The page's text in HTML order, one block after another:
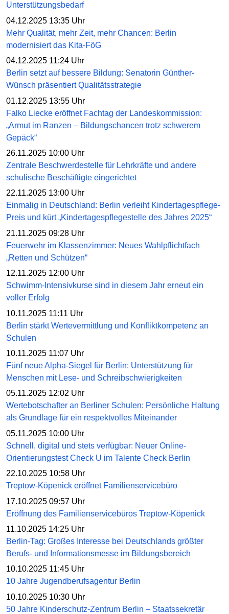
Unterstützungsbedarf
04.12.2025 13:35 Uhr
Mehr Qualität, mehr Zeit, mehr Chancen: Berlin
modernisiert das Kita-FöG
04.12.2025 11:24 Uhr
Berlin setzt auf bessere Bildung: Senatorin Günther-
Wünsch präsentiert Qualitätsstrategie
01.12.2025 13:55 Uhr
Falko Liecke eröffnet Fachtag der Landeskommission:
„Armut im Ranzen – Bildungschancen trotz schwerem
Gepäck“
26.11.2025 10:00 Uhr
Zentrale Beschwerdestelle für Lehrkräfte und andere
schulische Beschäftigte eingerichtet
22.11.2025 13:00 Uhr
Einmalig in Deutschland: Berlin verleiht Kindertagespflege-
Preis und kürt „Kindertagespflegestelle des Jahres 2025“
21.11.2025 09:28 Uhr
Feuerwehr im Klassenzimmer: Neues Wahlpflichtfach
„Retten und Schützen“
12.11.2025 12:00 Uhr
Schwimm-Intensivkurse sind in diesem Jahr erneut ein
voller Erfolg
10.11.2025 11:11 Uhr
Berlin stärkt Wertevermittlung und Konfliktkompetenz an
Schulen
10.11.2025 11:07 Uhr
Fünf neue Alpha-Siegel für Berlin: Unterstützung für
Menschen mit Lese- und Schreibschwierigkeiten
05.11.2025 12:02 Uhr
Wertebotschafter an Berliner Schulen: Persönliche Haltung
als Grundlage für ein respektvolles Miteinander
05.11.2025 10:00 Uhr
Schnell, digital und stets verfügbar: Neuer Online-
Orientierungstest Check U im Talente Check Berlin
22.10.2025 10:58 Uhr
Treptow-Köpenick eröffnet Familienservicebüro
17.10.2025 09:57 Uhr
Eröffnung des Familienservicebüros Treptow-Köpenick
11.10.2025 14:25 Uhr
Berlin-Tag: Großes Interesse bei Deutschlands größter
Berufs- und Informationsmesse im Bildungsbereich
10.10.2025 11:45 Uhr
10 Jahre Jugendberufsagentur Berlin
10.10.2025 10:30 Uhr
50 Jahre Kinderschutz-Zentrum Berlin – Staatssekretär